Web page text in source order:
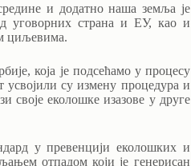
и додатно наша земља је
уговорних страна и ЕУ, као и
циљевима.
која је подсећамо у процесу
усвојили су измену процедура и
своје еколошке изазове у друге
у превенцији еколошких и
отпадом који је генерисан